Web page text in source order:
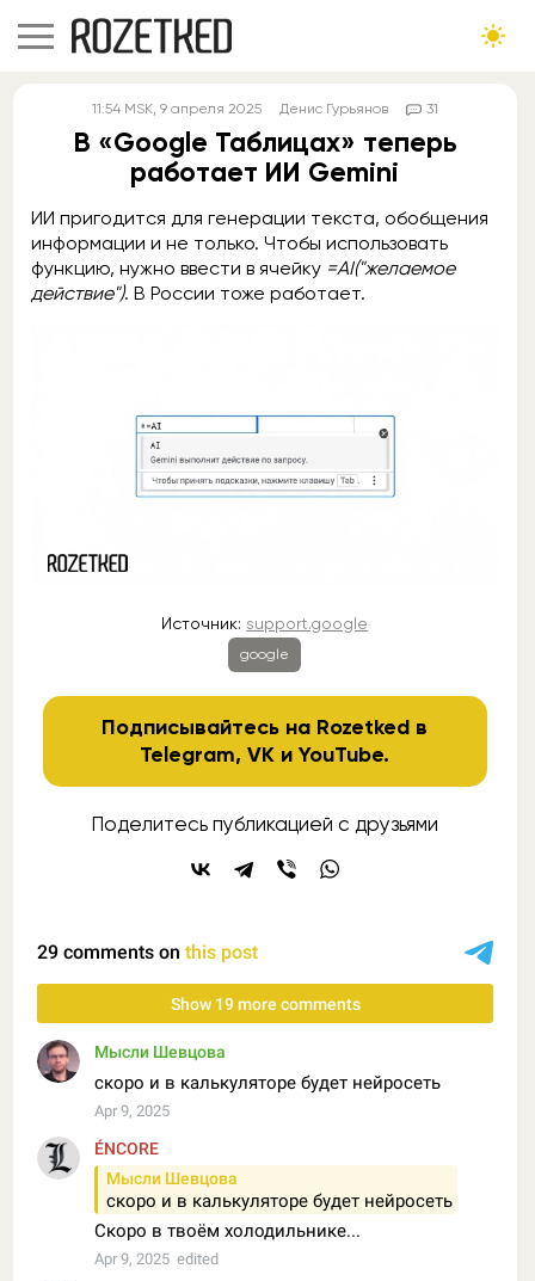
11:54 MSK, 9 апреля 2025 Денис Гурьянов 31
В «Google Таблицах» теперь
работает ИИ Gemini
ИИ пригодится для генерации текста, обобщения
информации и не только. Чтобы использовать
функцию, нужно ввести в ячейку =AI("желаемое
действие"). В России тоже работает.
Источник: support.google
google
Подписывайтесь на Rozetked в
Telegram,VK иYouTube.
Поделитесь публикацией с друзьями